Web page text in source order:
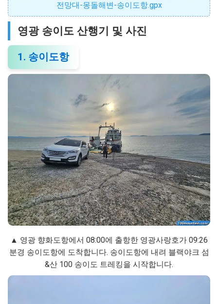
전망대-몽돌해변-송이도항.gpx
영광 송이도 산행기 및 사진
1. 송이도항
▲ 영광 향화도항에서 08:00에 출항한 영광사랑호가 09:26
분경 송이도항에 도착합니다. 송이도항에 내려 블랙야크 섬
&산 100 송이도 트레킹을 시작합니다.